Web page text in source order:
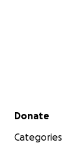
Secondary menu
Donate
Categories